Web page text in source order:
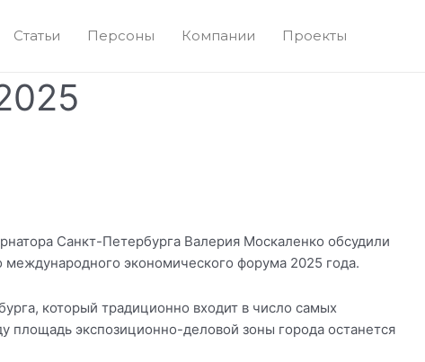
Статьи Персоны Компании Проекты
Санкт-Петербурга Валерия Москаленко обсудили
экономического форума 2025 года.
который традиционно входит в число самых
экспозиционно-деловой зоны города останется